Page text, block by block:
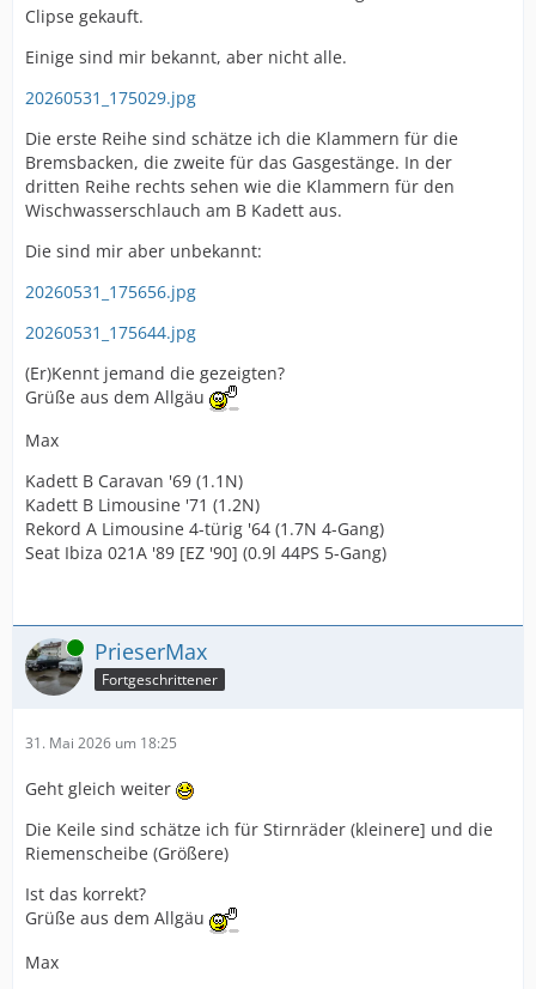
Clipse gekauft.
Einige sind mir bekannt, aber nicht alle.
20260531_175029.jpg
Die erste Reihe sind schätze ich die Klammern für die
Bremsbacken, die zweite für das Gasgestänge. In der
dritten Reihe rechts sehen wie die Klammern für den
Wischwasserschlauch am B Kadett aus.
Die sind mir aber unbekannt:
20260531_175656.jpg
20260531_175644.jpg
(Er)Kennt jemand die gezeigten?
Grüße aus dem Allgäu
Max
Kadett B Caravan '69 (1.1N)
Kadett B Limousine '71 (1.2N)
Rekord A Limousine 4-türig '64 (1.7N 4-Gang)
Seat Ibiza 021A '89 [EZ '90] (0.9l 44PS 5-Gang)
Online PrieserMax
Fortgeschrittener
31. Mai 2026 um 18:25
Geht gleich weiter
Die Keile sind schätze ich für Stirnräder (kleinere] und die
Riemenscheibe (Größere)
Ist das korrekt?
Grüße aus dem Allgäu
Max